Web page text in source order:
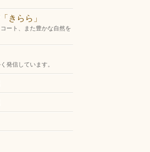
きらら」
ート、また豊かな自然を
発信しています。